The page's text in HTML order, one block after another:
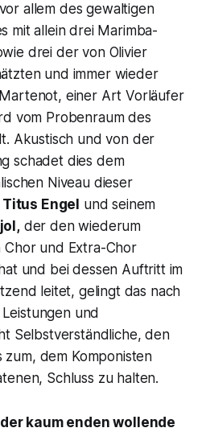
allem des gewaltigen
mit allein drei Marimba-
drei der von Olivier
und immer wieder
einer Art Vorläufer
vom Probenraum des
Akustisch und von der
schadet dies dem
Niveau dieser
Titus Engel und seinem
der den wiederum
und Extra-Chor
und bei dessen Auftritt im
leitet, gelingt das nach
und
Selbstverständliche, den
zum, dem Komponisten
Schluss zu halten.
kaum enden wollende